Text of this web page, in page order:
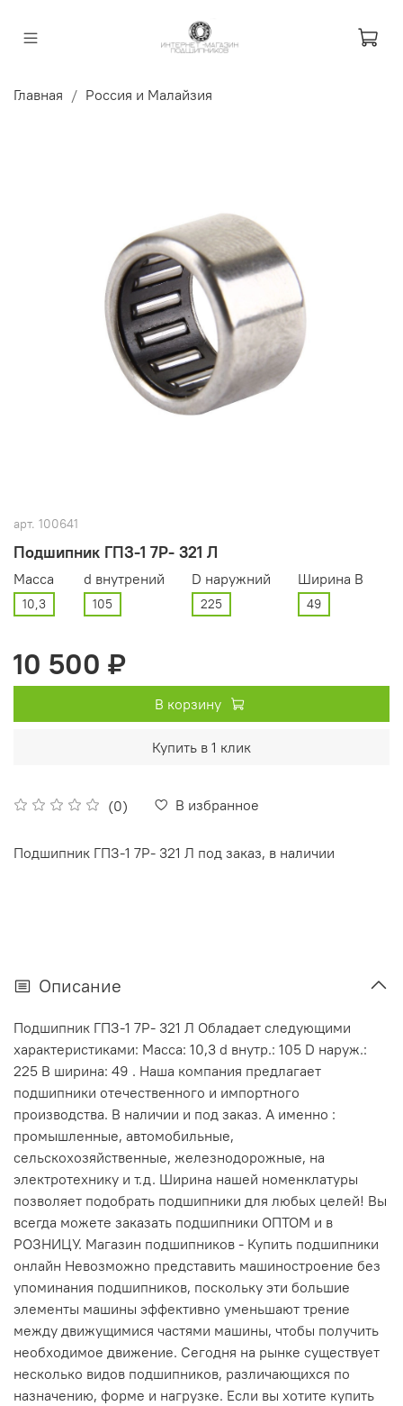
Главная Россия и Малайзия
арт. 100641
Подшипник ГПЗ-1 7Р- 321 Л
(0) В избранное
Масса
10,3
d внутрений
105
D наружний
225
Ширина В
49
10 500 ₽
В корзину
Купить в 1 клик
Подшипник ГПЗ-1 7Р- 321 Л под заказ, в наличии
Описание
Подшипник ГПЗ-1 7Р- 321 Л Обладает следующими
характеристиками: Масса: 10,3 d внутр.: 105 D наруж.:
225 В ширина: 49 . Наша компания предлагает
подшипники отечественного и импортного
производства. В наличии и под заказ. А именно :
промышленные, автомобильные,
сельскохозяйственные, железнодорожные, на
электротехнику и т.д. Ширина нашей номенклатуры
позволяет подобрать подшипники для любых целей! Вы
всегда можете заказать подшипники ОПТОМ и в
РОЗНИЦУ. Магазин подшипников - Купить подшипники
онлайн Невозможно представить машиностроение без
упоминания подшипников, поскольку эти большие
элементы машины эффективно уменьшают трение
между движущимися частями машины, чтобы получить
необходимое движение. Сегодня на рынке существует
несколько видов подшипников, различающихся по
назначению, форме и нагрузке. Если вы хотите купить